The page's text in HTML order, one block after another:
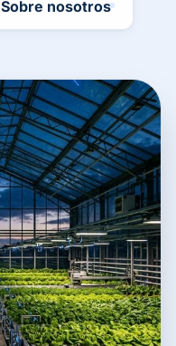
Sobre nosotros